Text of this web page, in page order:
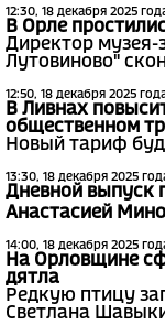
12:30, 18 декабря 2025
В Орле
Директор музея-
Лутовиново"
12:50, 18 декабря 2025
В Ливнах
общественном
Новый тариф
13:30, 18 декабря 2025
Дневной выпуск
Анастасией
14:00, 18 декабря 2025
На Орловщине
дятла
Редкую птицу
Светлана